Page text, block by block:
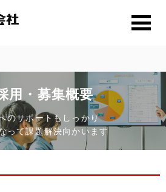
用・募集概要
のサポートもしっかり
って課題解決向かいます